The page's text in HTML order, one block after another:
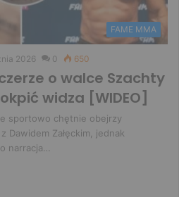
FAME MMA
2026 0 650
o walce Szachty
widza [WIDEO]
sportowo chętnie obejrzy
Dawidem Załęckim, jednak
narracja…